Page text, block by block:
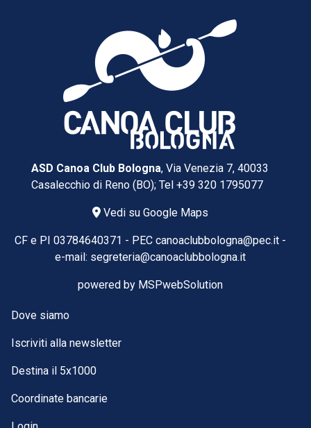
ASD Canoa Club Bologna, Via Venezia 7, 40033
Casalecchio di Reno (BO); Tel +39 320 1795077
Vedi su Google Maps
CF e PI 03784640371 - PEC canoaclubbologna@pec.it -
e-mail: segreteria@canoaclubbologna.it
powered by MSPwebSolution
Dove siamo
Iscriviti alla newsletter
Destina il 5x1000
Coordinate bancarie